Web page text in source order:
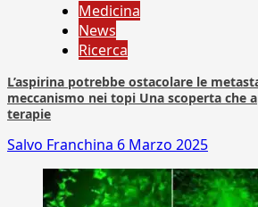
Medicina
News
Ricerca
L’aspirina potrebbe ostacolare le
meccanismo nei topi Una scoperta che
terapie
Salvo Franchina 6 Marzo 2025